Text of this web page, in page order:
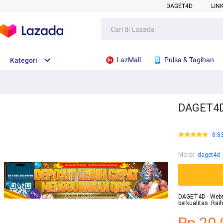
DAGET4D
Kategori LazMall Pulsa & Tagihan
Merek: daget4d
DAGET4D -
berkualitas.